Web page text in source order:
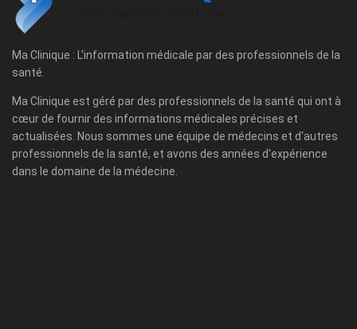
Ma Clinique : L'information médicale par des professionnels de la
santé.
Ma Clinique est géré par des professionnels de la santé qui ont à
cœur de fournir des informations médicales précises et
actualisées. Nous sommes une équipe de médecins et d'autres
professionnels de la santé, et avons des années d'expérience
dans le domaine de la médecine.